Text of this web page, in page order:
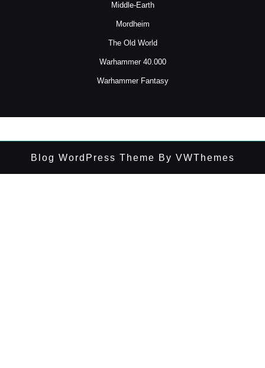
Middle-Earth
Mordheim
The Old World
Warhammer 40.000
Warhammer Fantasy
Blog WordPress Theme By VWThemes